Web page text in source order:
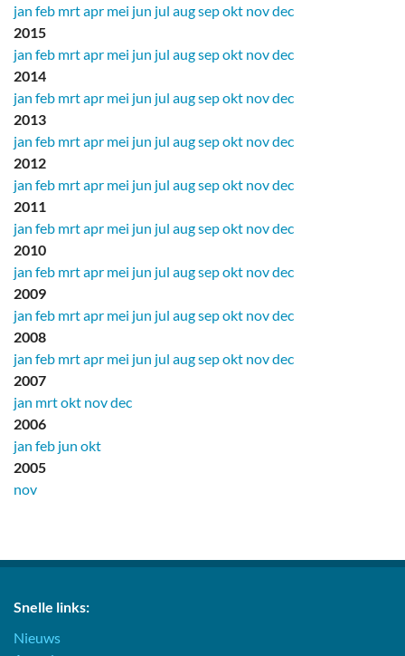
jan feb mrtapr mei jun jul augsepokt novdec
2015
jan feb mrtapr mei jun jul augsepokt novdec
2014
jan feb mrtapr mei jun jul augsepokt novdec
2013
jan feb mrtapr mei jun jul augsepokt novdec
2012
jan feb mrtapr mei jun jul augsepokt novdec
2011
jan feb mrtapr mei jun jul augsepokt novdec
2010
jan feb mrtapr mei jun jul augsepokt novdec
2009
jan feb mrtapr mei jun jul augsepokt novdec
2008
jan feb mrtapr mei jun jul augsepokt novdec
2007
jan mrtokt novdec
2006
jan feb jun okt
2005
nov
Snelle links:
Nieuws